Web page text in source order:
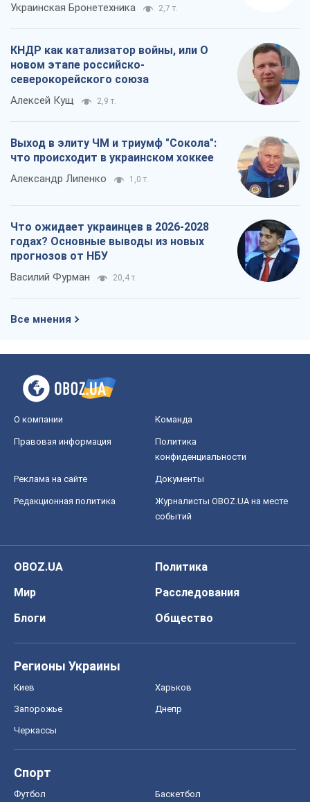
Украинская Бронетехника 2,7 т.
КНДР как катализатор войны, или О
новом этапе российско-
северокорейского союза
Алексей Кущ 2,9 т.
Выход в элиту ЧМ и триумф "Сокола":
что происходит в украинском хоккее
Александр Липенко 1,0 т.
Что ожидает украинцев в 2026-2028
годах? Основные выводы из новых
прогнозов от НБУ
Василий Фурман 20,4 т.
Все мнения
О компании Команда
Правовая информация
Политика
конфиденциальности
Реклама на сайте Документы
Редакционная политика
Журналисты OBOZ.UA на месте
событий
OBOZ.UA
Политика
Мир
Расследования
Блоги
Общество
Регионы Украины
Киев Харьков
Запорожье Днепр
Черкассы
Спорт
Футбол Баскетбол